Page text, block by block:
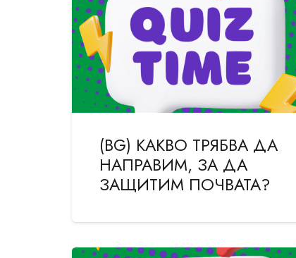
(BG) КАКВО ТРЯБВА ДА
НАПРАВИМ, ЗА ДА
ЗАЩИТИМ ПОЧВАТА?